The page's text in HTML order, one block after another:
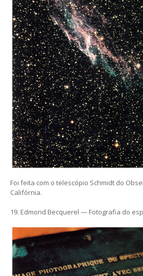
Foi feita com o telescópio Schmidt do
Califórnia.
19. Edmond Becquerel — Fotografia do